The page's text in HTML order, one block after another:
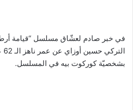
في خبر صادم لعشّاق مسلسل “قيامة
بشخصيّة كوركوت بيه في المسلسل.